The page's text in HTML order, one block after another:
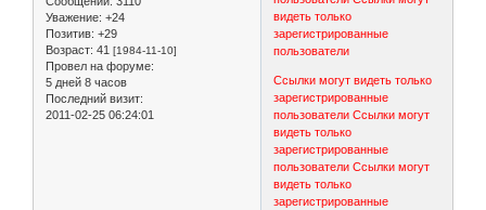
Уважение: +24
Позитив: +29
Возраст: 41 [1984-11-10]
Провел на форуме:
5 дней 8 часов
Последний визит:
2011-02-25 06:24:01
видеть только
зарегистрированные
пользователи
Ссылки могут видеть только
зарегистрированные
пользователи Ссылки могут
видеть только
зарегистрированные
пользователи Ссылки могут
видеть только
зарегистрированные